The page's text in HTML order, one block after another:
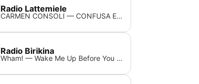
Radio Lattemiele
CARMEN CONSOLI — CONFUSA E FELICE
Radio Birikina
Wham! — Wake Me Up Before You Go Go